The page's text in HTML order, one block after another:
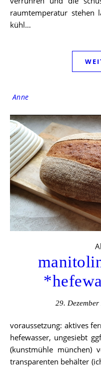
raumtemperatur stehen
kühl…
Anne
29.
voraussetzung: aktives ferment-/hefewasser vorteig 175 gr
hefewasser, ungesiebt
(kunstmühle münchen)
transparenten behälter